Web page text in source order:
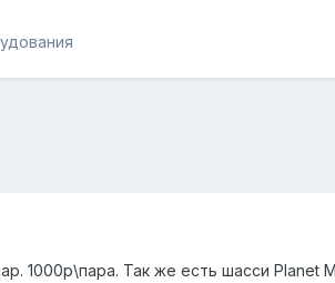
1000р\пара. Так же есть шасси Planet